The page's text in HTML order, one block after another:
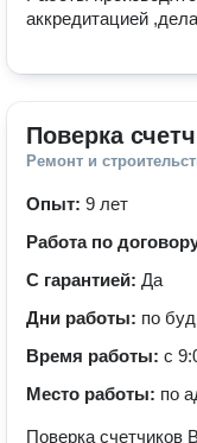
аккредитацией
Поверка
Ремонт и
Опыт: 9 лет
Работа по
С гарантией: Да
Дни работы: по
Время работы: с
Место работы: по
Поверка счетчиков